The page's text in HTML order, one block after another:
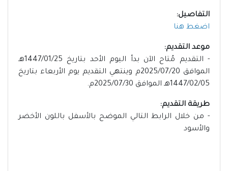
التفاصيل:
اضغط هنا
موعد التقديم:
- التقديم مُتاح الآن بدأ اليوم الأحد بتاريخ 1447/01/25هـ
الموافق 2025/07/20م وينتهي التقديم يوم الأربعاء بتاريخ
1447/02/05هـ الموافق 2025/07/30م.
طريقة التقديم:
- من خلال الرابط التالي الموضح بالأسفل باللون الأخضر
والأسود